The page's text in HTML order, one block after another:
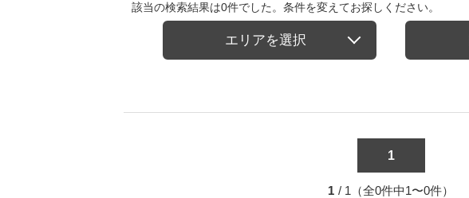
該当の検索結果は0件でした。条件を変えてお探しください。
エリアを選択
1
1 / 1（全0件中1〜0件）